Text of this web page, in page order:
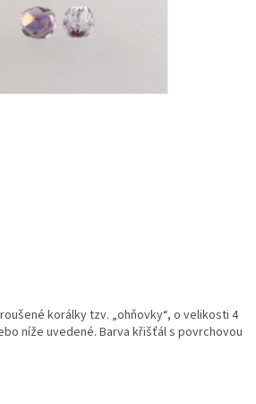
korálky tzv. „ohňovky“, o velikosti 4
níže uvedené. Barva křišťál s povrchovou